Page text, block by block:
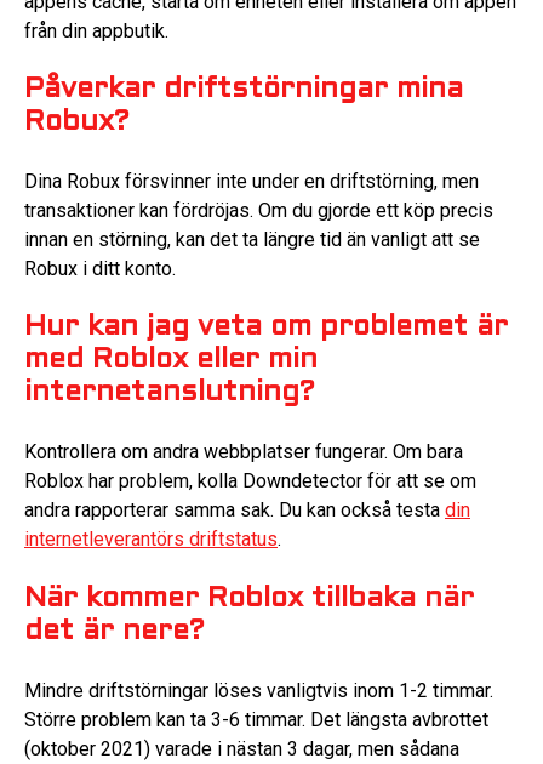
från din appbutik.
Påverkar driftstörningar mina
Robux?
Dina Robux försvinner inte under en driftstörning, men
transaktioner kan fördröjas. Om du gjorde ett köp precis
innan en störning, kan det ta längre tid än vanligt att se
Robux i ditt konto.
Hur kan jag veta om problemet är
med Roblox eller min
internetanslutning?
Kontrollera om andra webbplatser fungerar. Om bara
Roblox har problem, kolla Downdetector för att se om
andra rapporterar samma sak. Du kan också testa din
internetleverantörs driftstatus.
När kommer Roblox tillbaka när
det är nere?
Mindre driftstörningar löses vanligtvis inom 1-2 timmar.
Större problem kan ta 3-6 timmar. Det längsta avbrottet
(oktober 2021) varade i nästan 3 dagar, men sådana